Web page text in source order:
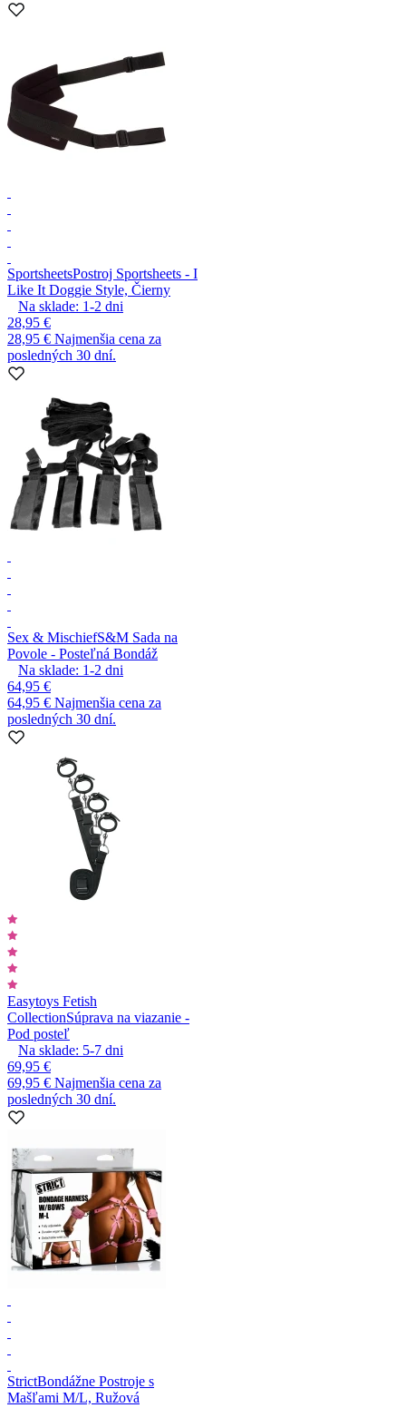
SportsheetsPostroj Sportsheets - I
Like It Doggie Style, Čierny
Na sklade: 1-2 dni
28,95 €
28,95 € Najmenšia cena za
posledných 30 dní.
Sex & MischiefS&M Sada na
Povole - Posteľná Bondáž
Na sklade: 1-2 dni
64,95 €
64,95 € Najmenšia cena za
posledných 30 dní.
Easytoys Fetish
CollectionSúprava na viazanie -
Pod posteľ
Na sklade: 5-7 dni
69,95 €
69,95 € Najmenšia cena za
posledných 30 dní.
StrictBondážne Postroje s
Mašľami M/L, Ružová